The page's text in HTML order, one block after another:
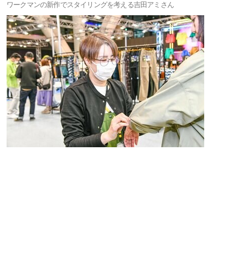
ワークマンの新作でスタイリングを考える吉田アミさん